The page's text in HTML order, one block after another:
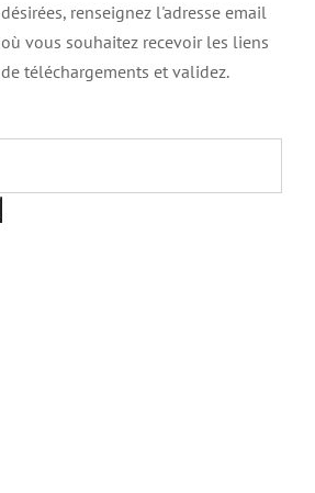
désirées, renseignez l'adresse email
où vous souhaitez recevoir les liens
de téléchargements et validez.